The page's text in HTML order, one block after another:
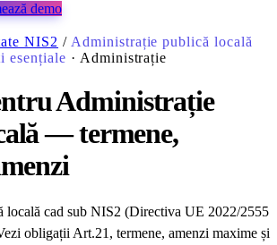
demo
NIS2 / Administrație publică locală
esențiale · Administrație
Administrație
— termene,
locală cad sub NIS2 (Directiva UE 2022/2555
obligații Art.21, termene, amenzi maxime și